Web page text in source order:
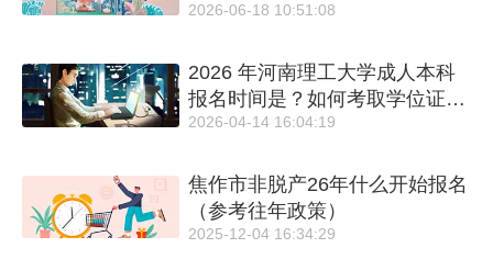
新版）
2026-06-18 10:51:08
2026 年河南理工大学成人本科
报名时间是？如何考取学位证？
（最新版）
2026-04-14 16:04:19
焦作市非脱产26年什么开始报名
（参考往年政策）
2025-12-04 16:34:29